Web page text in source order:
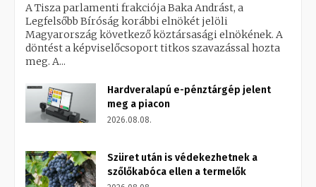
A Tisza parlamenti frakciója Baka Andrást, a
Legfelsőbb Bíróság korábbi elnökét jelöli
Magyarország következő köztársasági elnökének. A
döntést a képviselőcsoport titkos szavazással hozta
meg. A...
Hardveralapú e-pénztárgép jelent
meg a piacon
2026.08.08.
Szüret után is védekezhetnek a
szőlőkabóca ellen a termelők